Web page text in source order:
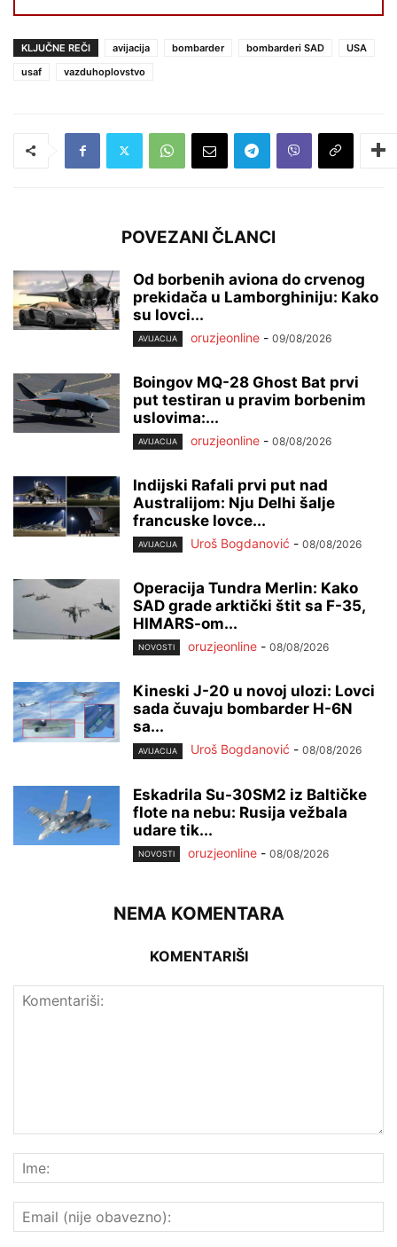
KLJUČNE REČI avijacija bombarder bombarderi SAD
USA
usaf
vazduhoplovstvo
POVEZANI ČLANCI
Od borbenih aviona do crvenog
prekidača u Lamborghiniju: Kako
su lovci...
AVIJACIJA oruzjeonline - 09/08/2026
Boingov MQ-28 Ghost Bat prvi
put testiran u pravim borbenim
uslovima:...
AVIJACIJA oruzjeonline - 08/08/2026
Indijski Rafali prvi put nad
Australijom: Nju Delhi šalje
francuske lovce...
AVIJACIJA Uroš Bogdanović - 08/08/2026
Operacija Tundra Merlin: Kako
SAD grade arktički štit sa F-35,
HIMARS-om...
NOVOSTI oruzjeonline - 08/08/2026
Kineski J-20 u novoj ulozi: Lovci
sada čuvaju bombarder H-6N
sa...
AVIJACIJA Uroš Bogdanović - 08/08/2026
Eskadrila Su-30SM2 iz Baltičke
flote na nebu: Rusija vežbala
udare tik...
NOVOSTI oruzjeonline - 08/08/2026
NEMA KOMENTARA
KOMENTARIŠI